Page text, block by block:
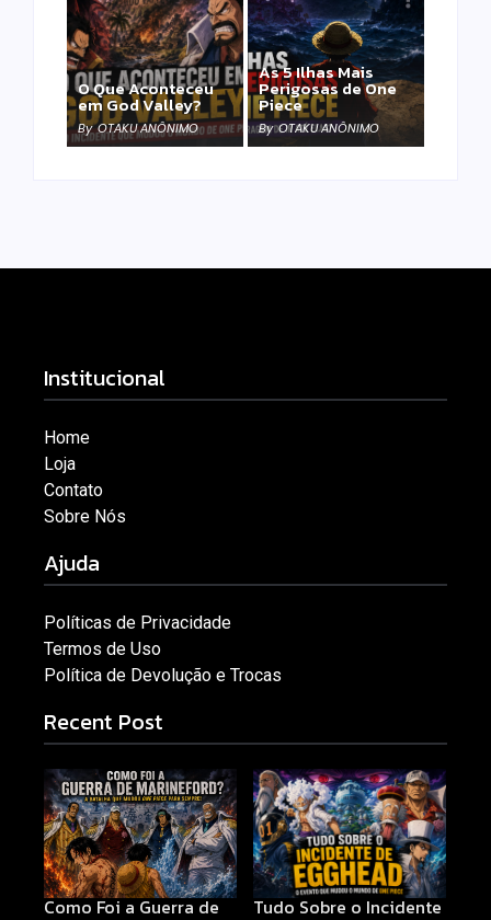
O Que Aconteceu
em God Valley?
By OTAKU ANÔNIMO
As 5 Ilhas Mais
Perigosas de One
Piece
By OTAKU ANÔNIMO
Institucional
Home
Loja
Contato
Sobre Nós
Ajuda
Políticas de Privacidade
Termos de Uso
Política de Devolução e Trocas
Recent Post
Como Foi a Guerra de Tudo Sobre o Incidente